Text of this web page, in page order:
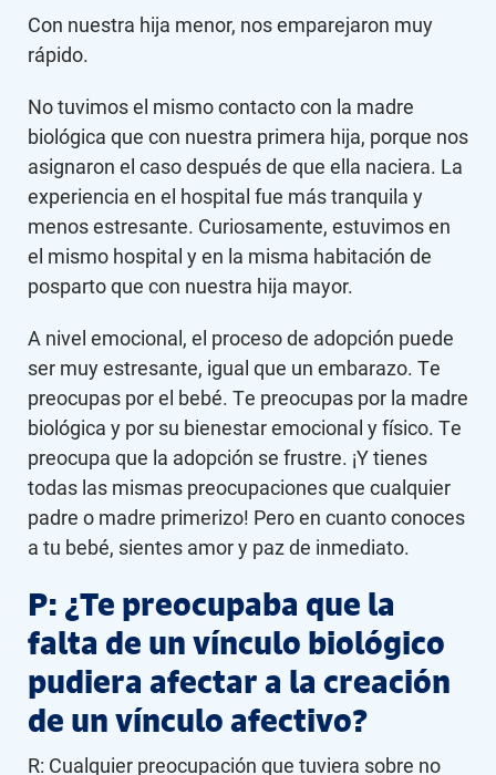
Con nuestra hija menor, nos emparejaron muy
rápido.
No tuvimos el mismo contacto con la madre
biológica que con nuestra primera hija, porque nos
asignaron el caso después de que ella naciera. La
experiencia en el hospital fue más tranquila y
menos estresante. Curiosamente, estuvimos en
el mismo hospital y en la misma habitación de
posparto que con nuestra hija mayor.
A nivel emocional, el proceso de adopción puede
ser muy estresante, igual que un embarazo. Te
preocupas por el bebé. Te preocupas por la madre
biológica y por su bienestar emocional y físico. Te
preocupa que la adopción se frustre. ¡Y tienes
todas las mismas preocupaciones que cualquier
padre o madre primerizo! Pero en cuanto conoces
a tu bebé, sientes amor y paz de inmediato.
P: ¿Te preocupaba que la
falta de un vínculo biológico
pudiera afectar a la creación
de un vínculo afectivo?
R: Cualquier preocupación que tuviera sobre no